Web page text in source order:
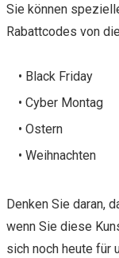
Sie können
Rabattcodes von
• Black Friday
• Cyber Montag
• Ostern
• Weihnachten
Denken Sie daran,
wenn Sie diese
sich noch heute für